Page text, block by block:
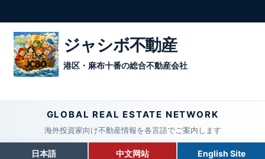
ジャシボ不動産
港区・麻布十番の総合不動産会社
GLOBAL REAL ESTATE NETWORK
海外投資家向け不動産情報を各言語でご案内します
日本語 中文网站 English Site